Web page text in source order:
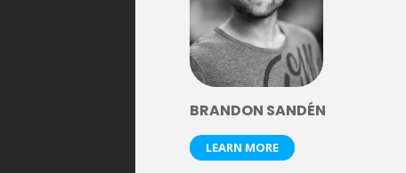
BRANDON SANDÉN
LEARN MORE